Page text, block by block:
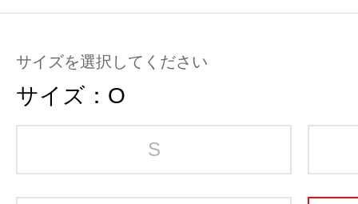
サイズを選択してください
サイズ： O
S